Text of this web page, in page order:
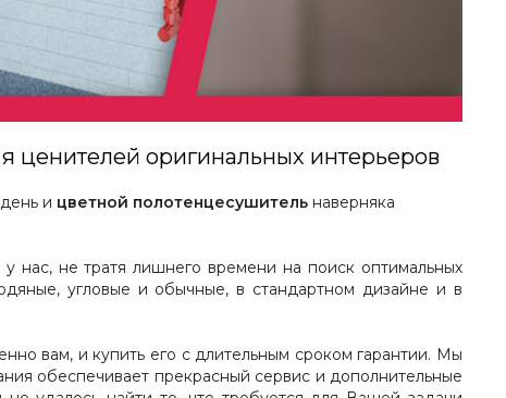
ценителей оригинальных интерьеров
и цветной полотенцесушитель наверняка
нас, не тратя лишнего времени на поиск оптимальных
угловые и обычные, в стандартном дизайне и в
вам, и купить его с длительным сроком гарантии. Мы
обеспечивает прекрасный сервис и дополнительные